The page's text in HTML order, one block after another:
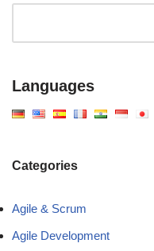
Languages
Categories
Agile & Scrum
Agile Development